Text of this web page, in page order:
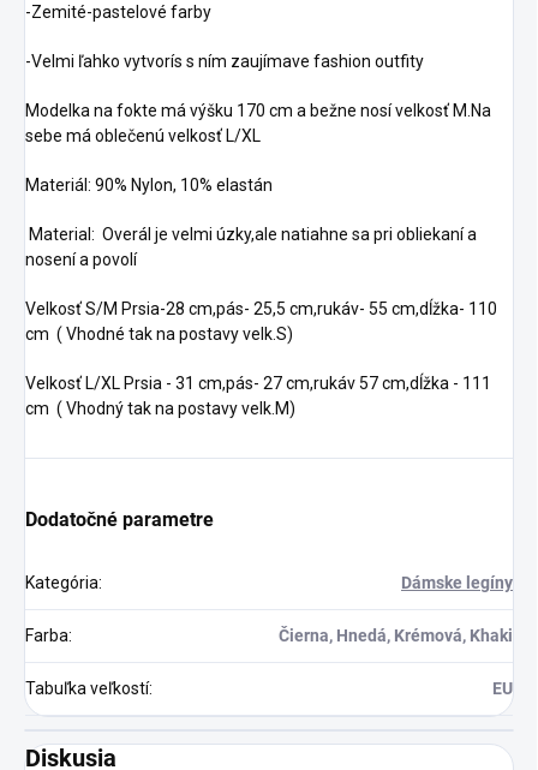
-Zemité-pastelové farby
-Velmi ľahko vytvorís s ním zaujímave fashion outfity
Modelka na fokte má výšku 170 cm a bežne nosí velkosť M.Na
sebe má oblečenú velkosť L/XL
Materiál: 90% Nylon, 10% elastán
Material: Overál je velmi úzky,ale natiahne sa pri obliekaní a
nosení a povolí
Velkosť S/M Prsia-28 cm,pás- 25,5 cm,rukáv- 55 cm,dĺžka- 110
cm ( Vhodné tak na postavy velk.S)
Velkosť L/XL Prsia - 31 cm,pás- 27 cm,rukáv 57 cm,dĺžka - 111
cm ( Vhodný tak na postavy velk.M)
Dodatočné parametre
Kategória: Dámske legíny
Farba: Čierna, Hnedá, Krémová, Khaki
Tabuľka veľkostí: EU
Diskusia